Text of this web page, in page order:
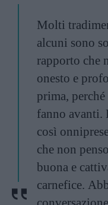
Molti
alcuni sono
rapporto che
onesto e
prima,
fanno avanti.
così
che non
buona e
carnefice.